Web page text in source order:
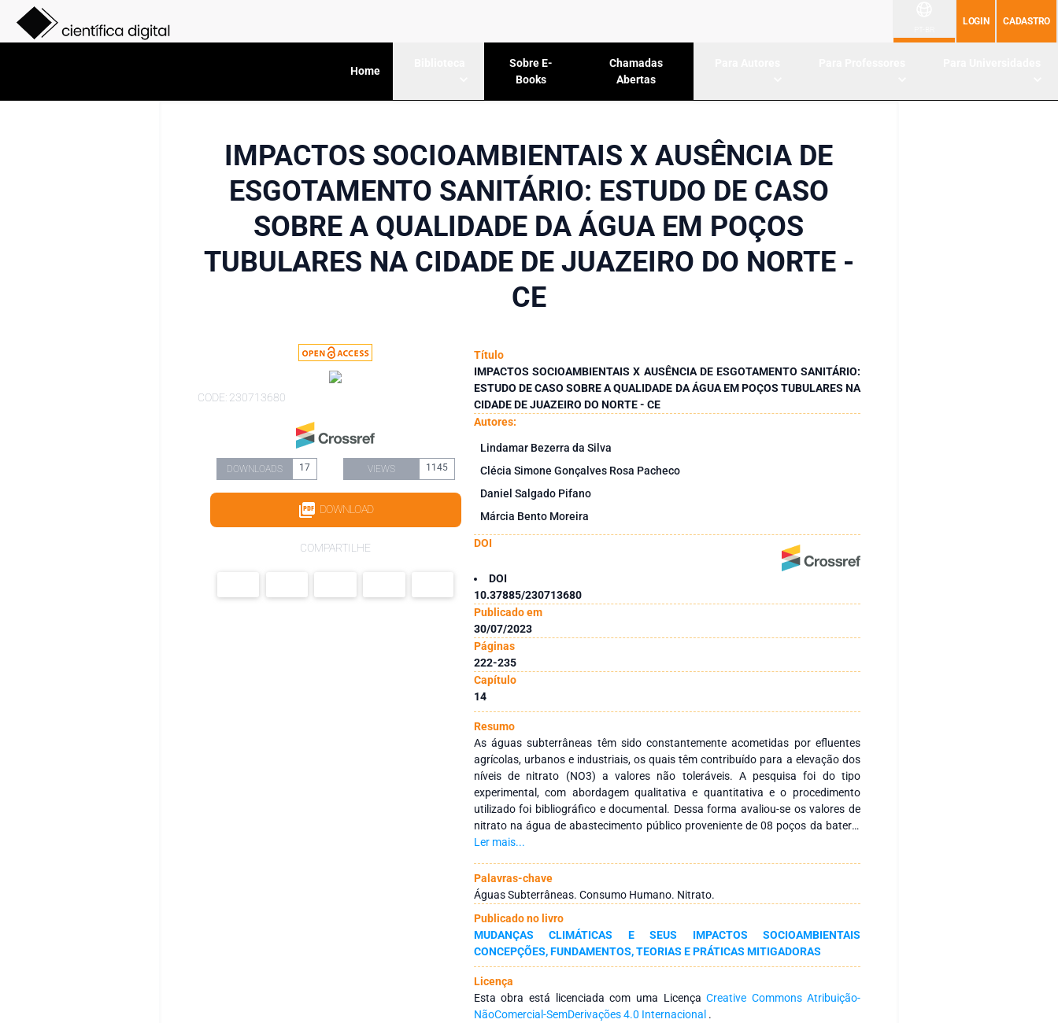
LOGIN CADASTRO
Home
Sobre E-
Books
Chamadas
Abertas
IMPACTOS SOCIOAMBIENTAIS X AUSÊNCIA DE
ESGOTAMENTO SANITÁRIO: ESTUDO DE CASO
SOBRE A QUALIDADE DA ÁGUA EM POÇOS
TUBULARES NA CIDADE DE JUAZEIRO DO NORTE -
CE
CODE: 230713680
DOWNLOADS 17 VIEWS 1145
DOWNLOAD
COMPARTILHE
Título
IMPACTOS SOCIOAMBIENTAIS X AUSÊNCIA DE ESGOTAMENTO SANITÁRIO:
ESTUDO DE CASO SOBRE A QUALIDADE DA ÁGUA EM POÇOS TUBULARES NA
CIDADE DE JUAZEIRO DO NORTE - CE
Autores:
Lindamar Bezerra da Silva
Clécia Simone Gonçalves Rosa Pacheco
Daniel Salgado Pifano
Márcia Bento Moreira
DOI
DOI
10.37885/230713680
Publicado em
30/07/2023
Páginas
222-235
Capítulo
14
Resumo
As águas subterrâneas têm sido constantemente acometidas por efluentes
agrícolas, urbanos e industriais, os quais têm contribuído para a elevação dos
níveis de nitrato (NO3) a valores não toleráveis. A pesquisa foi do tipo
experimental, com abordagem qualitativa e quantitativa e o procedimento
utilizado foi bibliográfico e documental. Dessa forma avaliou-se os valores de
nitrato na água de abastecimento público proveniente de 08 poços da bateria
da Timbaúba– Riacho dos Macacos, na sede do município de Juazeiro do Norte
registrados, os poços analisados apresentaram, a maioria, índices de nitrato
acima do valor estabelecido na legislação vigente. Considerando que as águas
provenientes de poços são a única fonte de abastecimento para a população
de Juazeiro do Norte-CE, a ampliação do sistema de esgotamento sanitário, a
coleta e o destino adequado dos resíduos sólidos é fundamental na prevenção
da transmissão de doenças de veiculação hídrica e, por conseguinte na
garantia da potabilidade das águas subterrâneas.
Ler mais...
Palavras-chave
Águas Subterrâneas. Consumo Humano. Nitrato.
Publicado no livro
MUDANÇAS CLIMÁTICAS E SEUS IMPACTOS SOCIOAMBIENTAIS
CONCEPÇÕES, FUNDAMENTOS, TEORIAS E PRÁTICAS MITIGADORAS
Licença
Esta obra está licenciada com uma LicençaCreative Commons Atribuição-
NãoComercial-SemDerivações 4.0 Internacional .